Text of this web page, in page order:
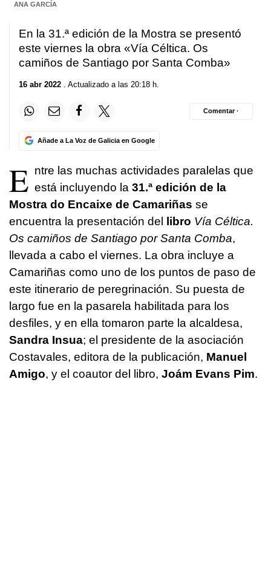
ANA GARCÍA
En la 31.ª edición de la Mostra se presentó
este viernes la obra «Vía Céltica. Os
camiños de Santiago por Santa Comba»
16 abr 2022 . Actualizado a las 20:18 h.
Añade a La Voz de Galicia en Google
Comentar ·
E ntre las muchas actividades paralelas que
está incluyendo la 31.ª edición de la
Mostra do Encaixe de Camariñas se
encuentra la presentación del libro Vía Céltica.
Os camiños de Santiago por Santa Comba,
llevada a cabo el viernes. La obra incluye a
Camariñas como uno de los puntos de paso de
este itinerario de peregrinación. Su puesta de
largo fue en la pasarela habilitada para los
desfiles, y en ella tomaron parte la alcaldesa,
Sandra Insua; el presidente de la asociación
Costavales, editora de la publicación, Manuel
Amigo, y el coautor del libro, Joám Evans Pim.